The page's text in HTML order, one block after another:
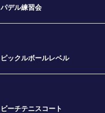
パデル練習会
ピックルボールレベル
ビーチテニスコート